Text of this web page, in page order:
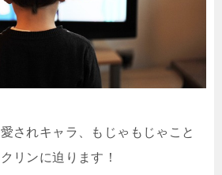
されキャラ、もじゃもじゃこと
リンに迫ります！